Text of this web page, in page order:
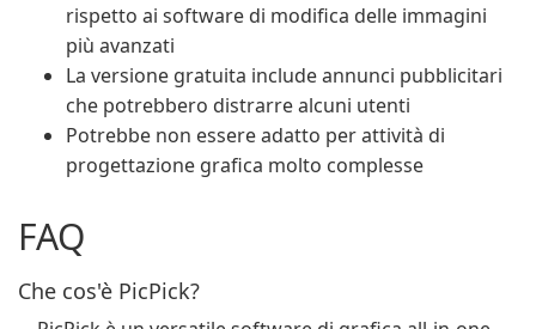
rispetto ai software di modifica delle immagini
più avanzati
La versione gratuita include annunci pubblicitari
che potrebbero distrarre alcuni utenti
Potrebbe non essere adatto per attività di
progettazione grafica molto complesse
FAQ
Che cos'è PicPick?